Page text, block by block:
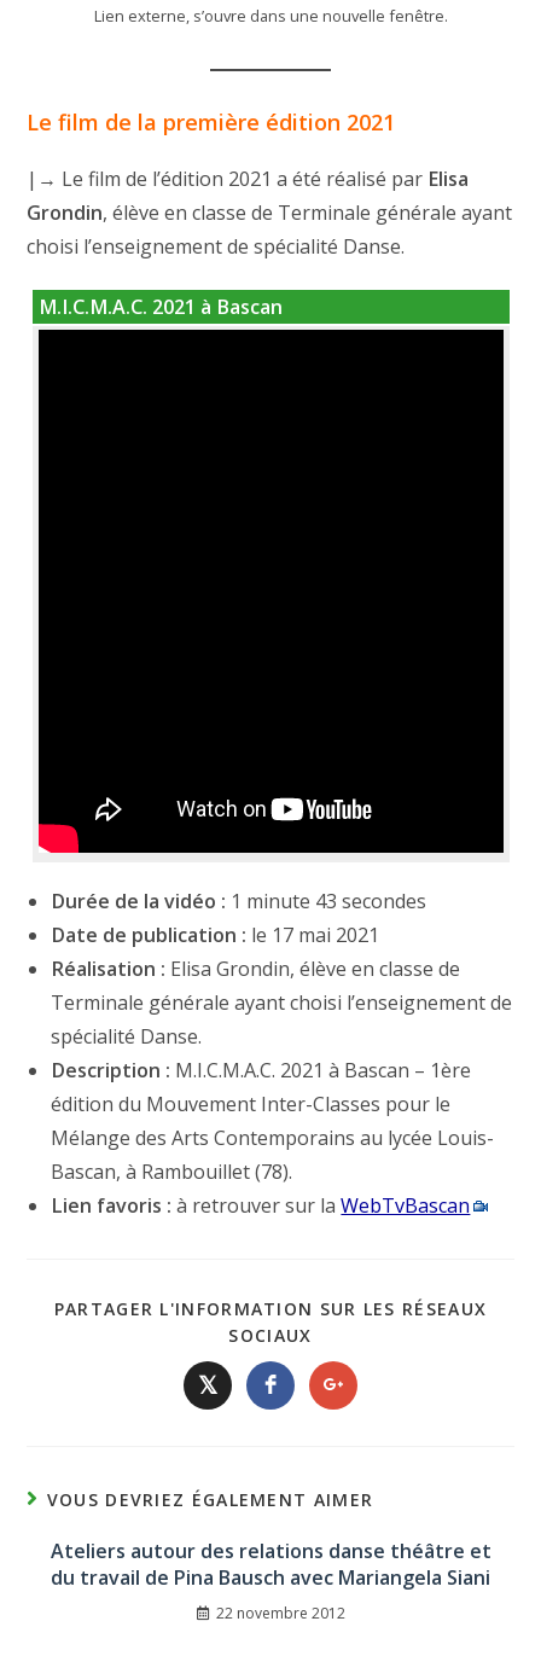
Lien externe, s’ouvre dans une nouvelle fenêtre.
Le film de la première édition 2021
|→ Le film de l’édition 2021 a été réalisé par Elisa
Grondin, élève en classe de Terminale générale ayant
choisi l’enseignement de spécialité Danse.
M.I.C.M.A.C. 2021 à Bascan
Durée de la vidéo : 1 minute 43 secondes
Date de publication : le 17 mai 2021
Réalisation : Elisa Grondin, élève en classe de
Terminale générale ayant choisi l’enseignement de
spécialité Danse.
Description : M.I.C.M.A.C. 2021 à Bascan – 1ère
édition du Mouvement Inter-Classes pour le
Mélange des Arts Contemporains au lycée Louis-
Bascan, à Rambouillet (78).
Lien favoris : à retrouver sur laWebTvBascan
PARTAGER L'INFORMATION SUR LES RÉSEAUX
SOCIAUX
𝕏
VOUS DEVRIEZ ÉGALEMENT AIMER
Ateliers autour des relations danse théâtre et
du travail de Pina Bausch avec Mariangela Siani
22 novembre 2012